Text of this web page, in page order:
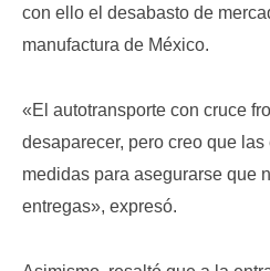
con ello el desabasto de
manufactura de México.
«El autotransporte con cruce
desaparecer, pero creo que
medidas para asegurarse que
entregas», expresó.